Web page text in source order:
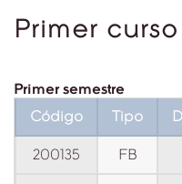
Primer curso
Primer semestre
Código
Tipo
200135 FB